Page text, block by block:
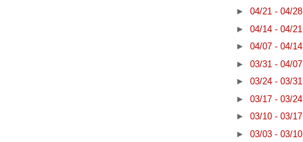
► 04/21 - 04/28
► 04/14 - 04/21
► 04/07 - 04/14
► 03/31 - 04/07
► 03/24 - 03/31
► 03/17 - 03/24
► 03/10 - 03/17
► 03/03 - 03/10